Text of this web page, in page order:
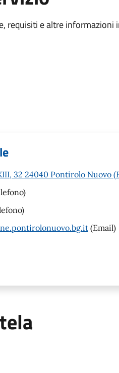
requisiti e altre
32 24040 Pontirolo Nuovo
(Email)